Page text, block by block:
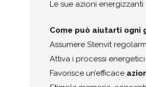
Le sue azioni
Come può aiutarti ogni
Assumere Stenvit
Attiva i processi
Favorisce un’efficace